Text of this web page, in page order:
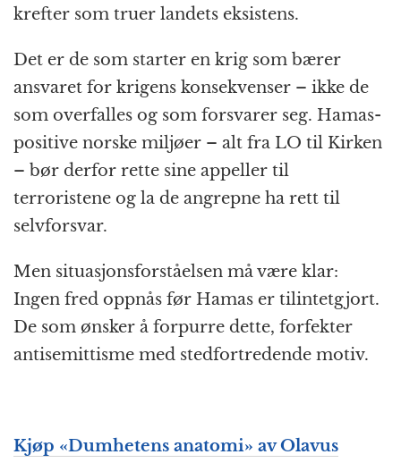
krefter som truer landets eksistens.
Det er de som starter en krig som bærer
ansvaret for krigens konsekvenser – ikke de
som overfalles og som forsvarer seg. Hamas-
positive norske miljøer – alt fra LO til Kirken
– bør derfor rette sine appeller til
terroristene og la de angrepne ha rett til
selvforsvar.
Men situasjonsforståelsen må være klar:
Ingen fred oppnås før Hamas er tilintetgjort.
De som ønsker å forpurre dette, forfekter
antisemittisme med stedfortredende motiv.
Kjøp «Dumhetens anatomi» av Olavus